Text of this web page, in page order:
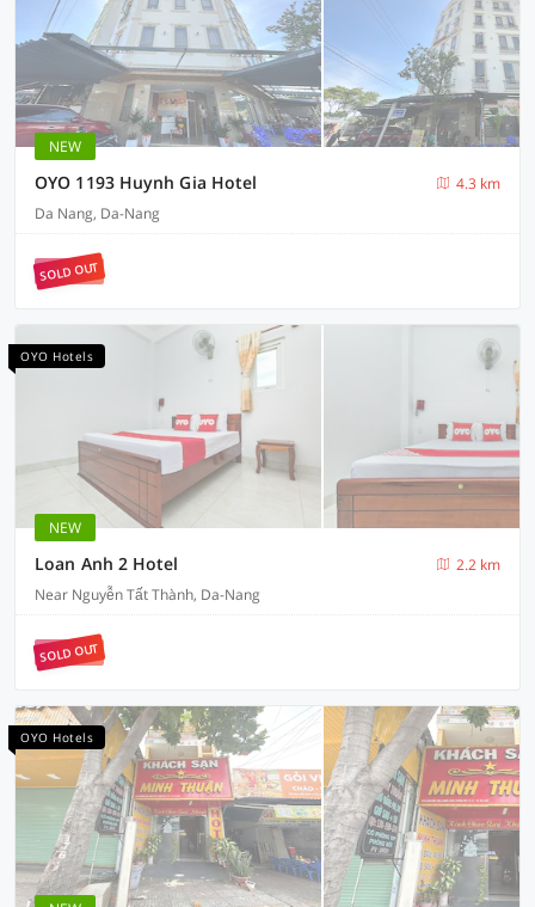
NEW
OYO 1193 Huynh Gia Hotel
4.3 km
Da Nang, Da-Nang
SOLD OUT
OYO Hotels
NEW
Loan Anh 2 Hotel
2.2 km
Near Nguyễn Tất Thành, Da-Nang
SOLD OUT
OYO Hotels